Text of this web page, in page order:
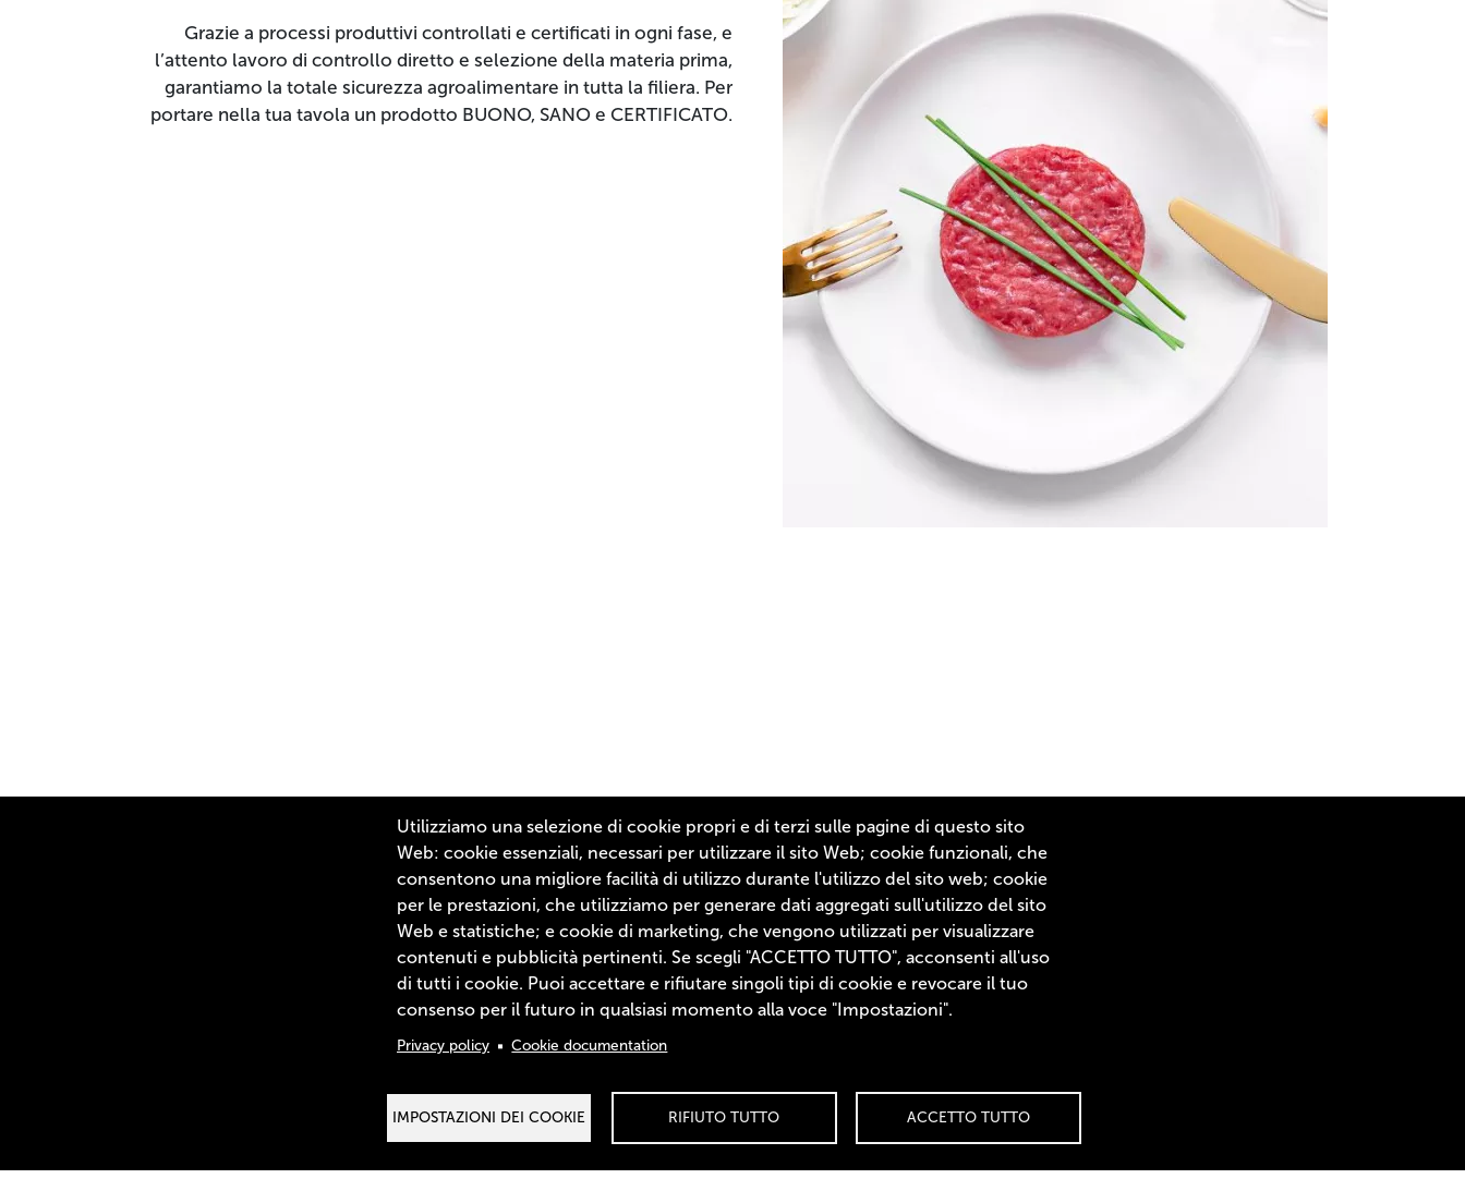
Grazie a processi produttivi controllati e certificati in ogni fase, e
l’attento lavoro di controllo diretto e selezione della materia prima,
garantiamo la totale sicurezza agroalimentare in tutta la filiera. Per
portare nella tua tavola un prodotto BUONO, SANO e CERTIFICATO.
Utilizziamo una selezione di cookie propri e di terzi sulle pagine di questo sito
Web: cookie essenziali, necessari per utilizzare il sito Web; cookie funzionali, che
consentono una migliore facilità di utilizzo durante l'utilizzo del sito web; cookie
per le prestazioni, che utilizziamo per generare dati aggregati sull'utilizzo del sito
Web e statistiche; e cookie di marketing, che vengono utilizzati per visualizzare
contenuti e pubblicità pertinenti. Se scegli "ACCETTO TUTTO", acconsenti all'uso
di tutti i cookie. Puoi accettare e rifiutare singoli tipi di cookie e revocare il tuo
consenso per il futuro in qualsiasi momento alla voce "Impostazioni".
Privacy policy Cookie documentation
IMPOSTAZIONI DEI COOKIE RIFIUTO TUTTO ACCETTO TUTTO
Footer Menu
LA BATTUTA DI FASSONE LINEA PIEMONTESE LINEA SEMPLICI BONTÀ LINEA GRIGLIAMI ANCORA I CONSIGLI DELLO CHEF